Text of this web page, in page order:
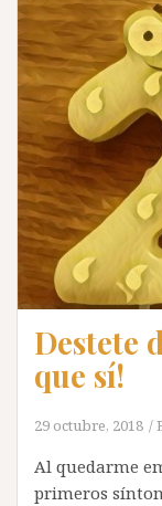
Destete
que sí!
29 octubre, 2018
Al quedarme
primeros